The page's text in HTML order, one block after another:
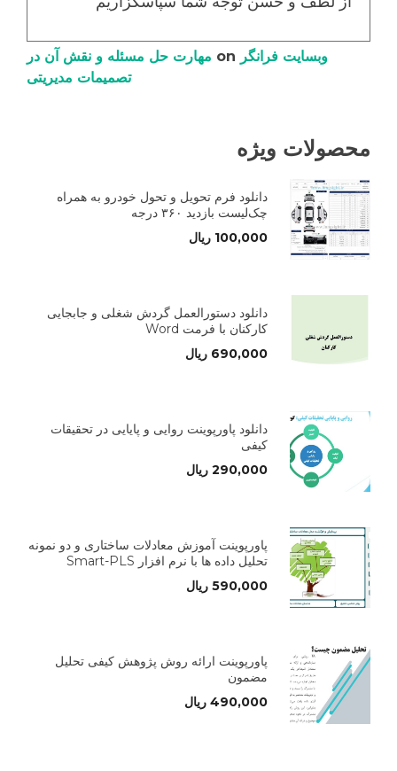
وبسایت فرانگر
مهارت حل مسئله و نقش آن در
تصمیمات مدیریتی
محصولات ویژه
دانلود فرم تحویل و تحول خودرو به همراه
چک‌لیست بازدید ۳۶۰ درجه
100,000 ریال
دانلود دستورالعمل گردش شغلی و جابجایی
کارکنان با فرمت Word
690,000 ریال
دانلود پاورپوینت روایی و پایایی در تحقیقات
کیفی
290,000 ریال
پاورپوینت آموزش معادلات ساختاری و دو نمونه
تحلیل داده ها با نرم افزار Smart-PLS
590,000 ریال
پاورپوینت ارائه روش پژوهش کیفی تحلیل
مضمون
490,000 ریال